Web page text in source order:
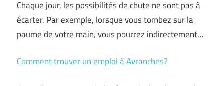
Chaque jour, les possibilités de chute ne sont pas à
écarter. Par exemple, lorsque vous tombez sur la
paume de votre main, vous pourrez indirectement…
Comment trouver un emploi à Avranches?